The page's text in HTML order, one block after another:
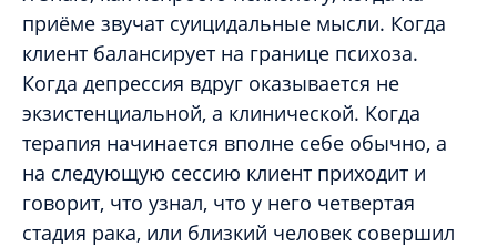
приёме звучат суицидальные мысли. Когда
клиент балансирует на границе психоза.
Когда депрессия вдруг оказывается не
экзистенциальной, а клинической. Когда
терапия начинается вполне себе обычно, а
на следующую сессию клиент приходит и
говорит, что узнал, что у него четвертая
стадия рака, или близкий человек совершил